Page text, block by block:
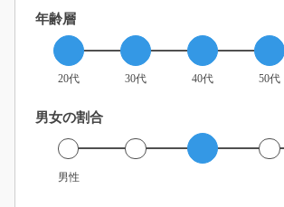
年齢層
20代 30代 40代 50代
男女の割合
男性